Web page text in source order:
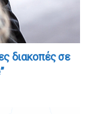
διακοπές σε